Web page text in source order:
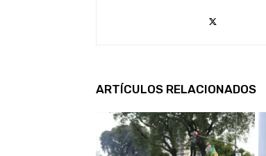
ARTÍCULOS RELACIONADOS